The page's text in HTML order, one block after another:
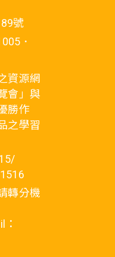
號
．
資源網
會」與
勝作
之學習
轉分機